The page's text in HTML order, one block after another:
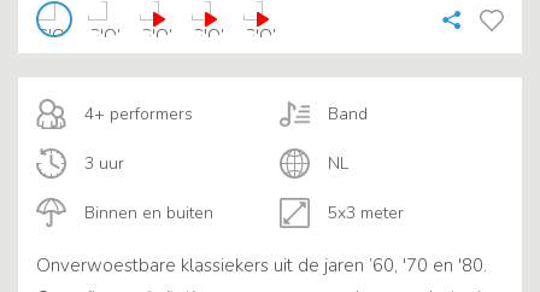
4+ performers
Binnen en buiten
Band
3 uur
5x3 meter
NL
Onverwoestbare klassiekers uit de jaren ’60, '70 en '80.